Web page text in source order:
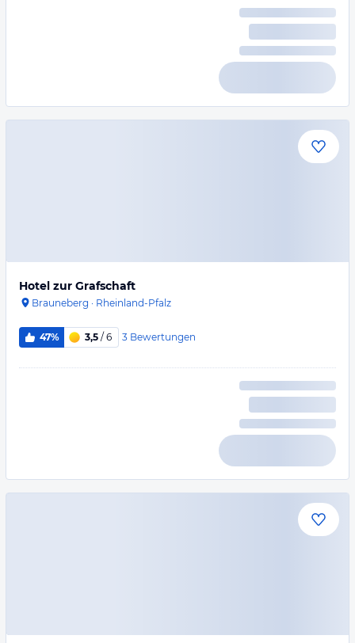
Hotel zur Grafschaft
Brauneberg · Rheinland-Pfalz
47% 3,5 / 6 3 Bewertungen